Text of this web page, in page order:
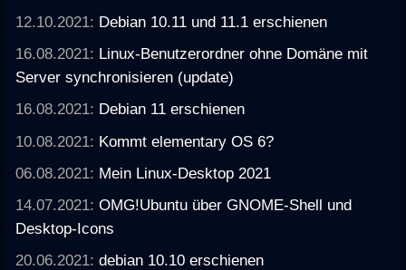
12.10.2021: Debian 10.11 und 11.1 erschienen
16.08.2021: Linux-Benutzerordner ohne Domäne mit
Server synchronisieren (update)
16.08.2021: Debian 11 erschienen
10.08.2021: Kommt elementary OS 6?
06.08.2021: Mein Linux-Desktop 2021
14.07.2021:OMG!Ubuntu über GNOME-Shell und
Desktop-Icons
20.06.2021:debian 10.10 erschienen